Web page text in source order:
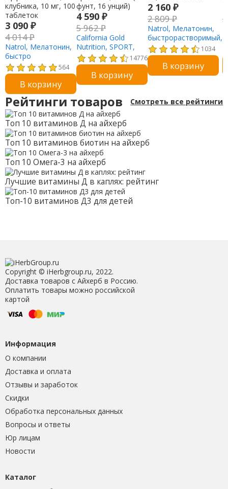
3 090 ₽
4 014₽
Natrol, Мелатонин,
быстро
растворяющийся,
максимальная
эффективность,
клубника, 10 мг, 100
таблеток
564
В корзину
4 590 ₽
5 962₽
California Gold
Nutrition, SPORT,
изолят
сывороточного
протеина, 454 г (1
фунт, 16 унций)
14776
В корзину
2 160 ₽
2 809₽
Natrol, Мелатонин,
быстрорастворимый,
максимальный
эффект, клубника, 10
мг, 60 таблеток
1034
В корзину
Рейтинги товаров Смотреть все рейтинги
Топ 10 витаминов Д на айхерб
Топ 10 витаминов биотин на айхерб
Топ 10 Омега-3 на айхерб
Лучшие витамины Д в каплях: рейтинг
Топ-10 витаминов Д3 для детей
Copyright © iHerbgroup.ru, 2022.
Доставка товаров с Айхерб в Россию.
Оплатить товары можно российской
картой
Информация
О компании
Доставка и оплата
Отзывы и заработок
Скидки
Обработка персональных данных
Вопросы и ответы
Юр лицам
Новости
Каталог